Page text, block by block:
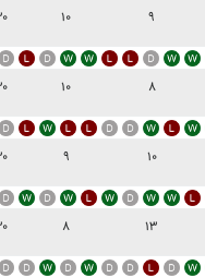
۱۰ ۹
۱۰ ۸
۹ ۱۰
۸ ۱۳